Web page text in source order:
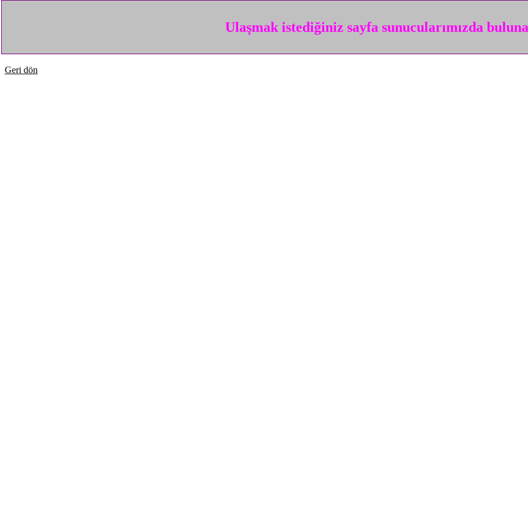
Ulaşmak istediğiniz sayfa sunucularımızda
Geri dön